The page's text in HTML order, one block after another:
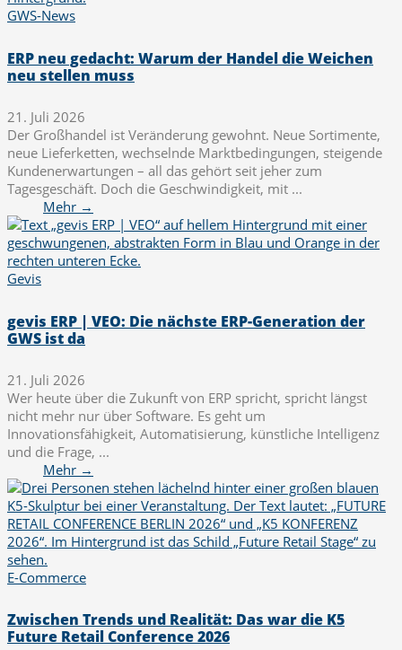
GWS-News
ERP neu gedacht: Warum der Handel die Weichen
neu stellen muss
21. Juli 2026
Der Großhandel ist Veränderung gewohnt. Neue Sortimente,
neue Lieferketten, wechselnde Marktbedingungen, steigende
Kundenerwartungen – all das gehört seit jeher zum
Tagesgeschäft. Doch die Geschwindigkeit, mit ...
Mehr →
Gevis
gevis ERP | VEO: Die nächste ERP-Generation der
GWS ist da
21. Juli 2026
Wer heute über die Zukunft von ERP spricht, spricht längst
nicht mehr nur über Software. Es geht um
Innovationsfähigkeit, Automatisierung, künstliche Intelligenz
und die Frage, ...
Mehr →
E-Commerce
Zwischen Trends und Realität: Das war die K5
Future Retail Conference 2026